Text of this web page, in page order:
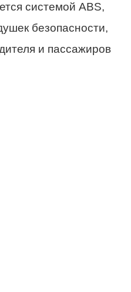
системой ABS,
безопасности,
и пассажиров